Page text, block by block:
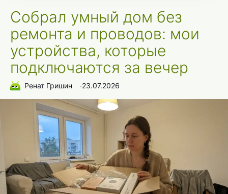
Собрал умный дом без
ремонта и проводов: мои
устройства, которые
подключаются за вечер
Ренат Гришин ∙23.07.2026